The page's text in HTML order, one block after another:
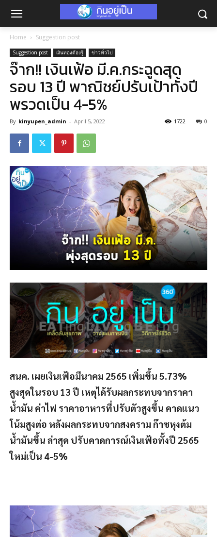
Home Suggestion post
Suggestion post เงินทองต้องรู้ ข่าวทั่วไป
จ๊าก!! เงินเฟ้อ มี.ค.กระฉูดสุด
รอบ 13 ปี พาณิชย์ปรับเป้าทั้งปี
พรวดเป็น 4-5%
By kinyupen_admin - April 5, 2022 0
1722
สนค. เผยเงินเฟ้อมีนาคม 2565 เพิ่มขึ้น 5.73%
สูงสุดในรอบ 13 ปี เหตุได้รับผลกระทบจากราคา
น้ำมัน ค่าไฟ ราคาอาหารที่ปรับตัวสูงขึ้น คาดแนว
โน้มสูงต่อ หลังผลกระทบจากสงคราม ก๊าซหุงต้ม
น้ำมันขึ้น ล่าสุด ปรับคาดการณ์เงินเฟ้อทั้งปี 2565
ใหม่เป็น 4-5%